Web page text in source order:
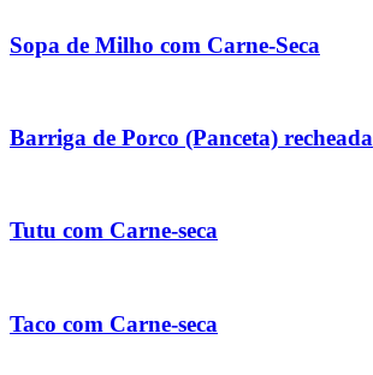
Sopa de Milho com Carne-Seca
Barriga de Porco (Panceta) recheada
Tutu com Carne-seca
Taco com Carne-seca